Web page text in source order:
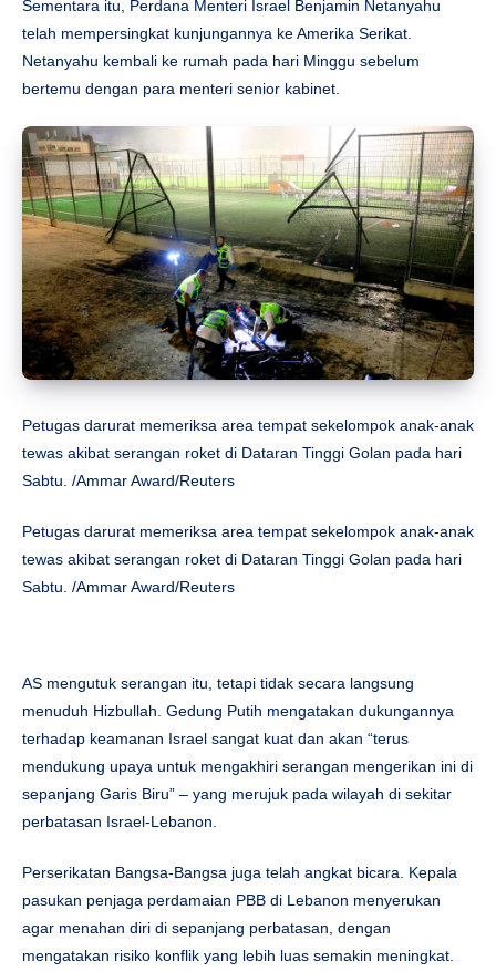
Sementara itu, Perdana Menteri Israel Benjamin Netanyahu
telah mempersingkat kunjungannya ke Amerika Serikat.
Netanyahu kembali ke rumah pada hari Minggu sebelum
bertemu dengan para menteri senior kabinet.
Petugas darurat memeriksa area tempat sekelompok anak-anak
tewas akibat serangan roket di Dataran Tinggi Golan pada hari
Sabtu. /Ammar Award/Reuters
Petugas darurat memeriksa area tempat sekelompok anak-anak
tewas akibat serangan roket di Dataran Tinggi Golan pada hari
Sabtu. /Ammar Award/Reuters
AS mengutuk serangan itu, tetapi tidak secara langsung
menuduh Hizbullah. Gedung Putih mengatakan dukungannya
terhadap keamanan Israel sangat kuat dan akan “terus
mendukung upaya untuk mengakhiri serangan mengerikan ini di
sepanjang Garis Biru” – yang merujuk pada wilayah di sekitar
perbatasan Israel-Lebanon.
Perserikatan Bangsa-Bangsa juga telah angkat bicara. Kepala
pasukan penjaga perdamaian PBB di Lebanon menyerukan
agar menahan diri di sepanjang perbatasan, dengan
mengatakan risiko konflik yang lebih luas semakin meningkat.